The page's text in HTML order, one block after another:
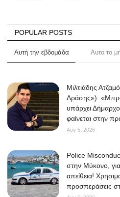
POPULAR POSTS
Αυτή την εβδομάδα Αυτο το
Μιλτιάδης
Δράσης»):
υπάρχει
φαίνεται στην
Αυγ 5, 2026
Police
στην Μύκονο,
απείθεια!
προσπεράσεις